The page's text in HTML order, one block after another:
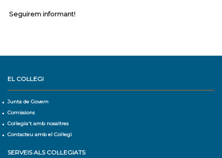
Seguirem informant!
EL COL·LEGI
Junta de Govern
Comissions
Col·legia't amb nosaltres
Contacteu amb el Col·legi
SERVEIS ALS COL·LEGIATS